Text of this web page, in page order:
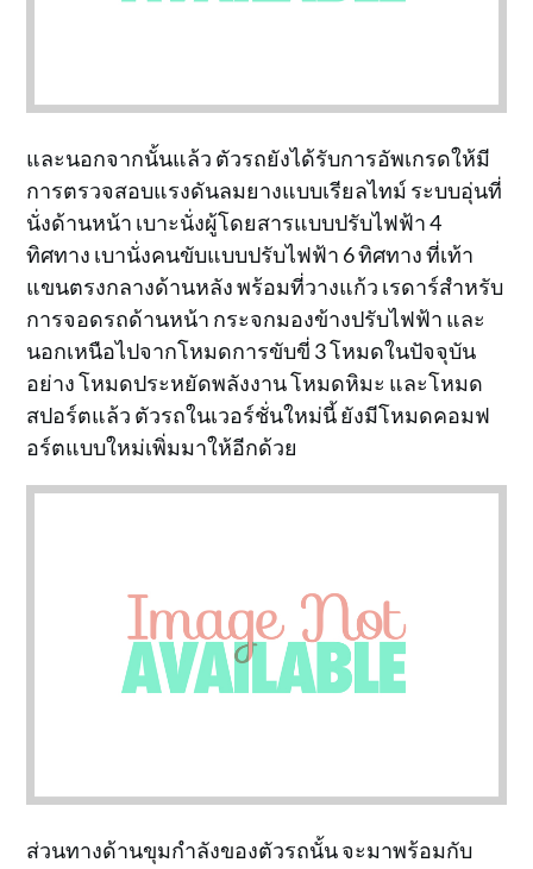
และนอกจากนั้นแล้ว ตัวรถยังได้รับการอัพเกรดให้มี
การตรวจสอบแรงดันลมยางแบบเรียลไทม์ ระบบอุ่นที่
นั่งด้านหน้า เบาะนั่งผู้โดยสารแบบปรับไฟฟ้า 4
ทิศทาง เบานั่งคนขับแบบปรับไฟฟ้า 6 ทิศทาง ที่เท้า
แขนตรงกลางด้านหลัง พร้อมที่วางแก้ว เรดาร์สำหรับ
การจอดรถด้านหน้า กระจกมองข้างปรับไฟฟ้า และ
นอกเหนือไปจากโหมดการขับขี่ 3 โหมดในปัจจุบัน
อย่าง โหมดประหยัดพลังงาน โหมดหิมะ และโหมด
สปอร์ตแล้ว ตัวรถในเวอร์ชั่นใหม่นี้ ยังมีโหมดคอมฟ
อร์ตแบบใหม่เพิ่มมาให้อีกด้วย
ส่วนทางด้านขุมกำลังของตัวรถนั้น จะมาพร้อมกับ